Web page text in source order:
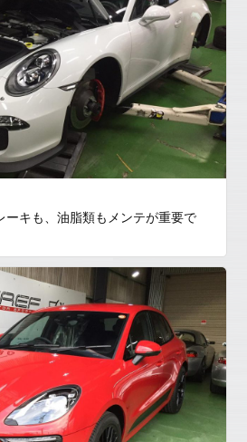
ーキも、油脂類もメンテが重要で